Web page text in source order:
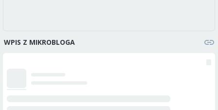
WPIS Z MIKROBLOGA